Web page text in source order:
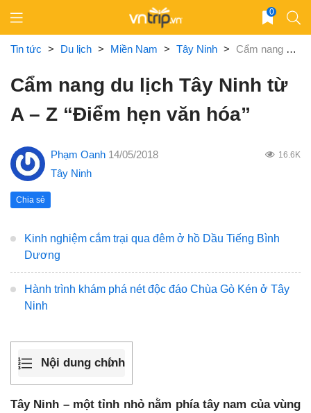
content
0
Tin tức > Du lịch > Miền Nam > Tây Ninh > Cẩm nang du lịch Tây Ninh từ A – Z “Điểm hẹn văn hóa”
Cẩm nang du lịch Tây Ninh từ
A – Z “Điểm hẹn văn hóa”
Phạm Oanh 14/05/2018 16.6K
Tây Ninh
Chia sẻ
Kinh nghiệm cắm trại qua đêm ở hồ Dầu Tiếng Bình
Dương
Hành trình khám phá nét độc đáo Chùa Gò Kén ở Tây
Ninh
Nội dung chính
Tây Ninh – một tỉnh nhỏ nằm phía tây nam của vùng